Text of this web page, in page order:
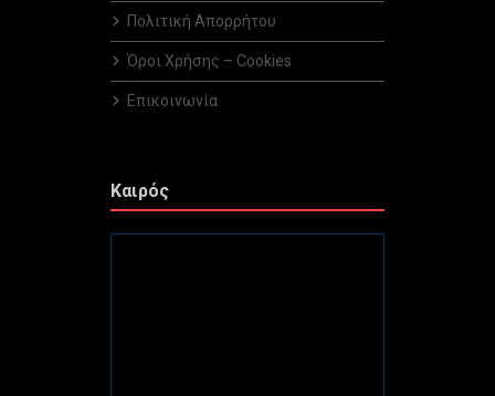
Πολιτική Απορρήτου
Όροι Χρήσης – Cookies
Επικοινωνία
Καιρός